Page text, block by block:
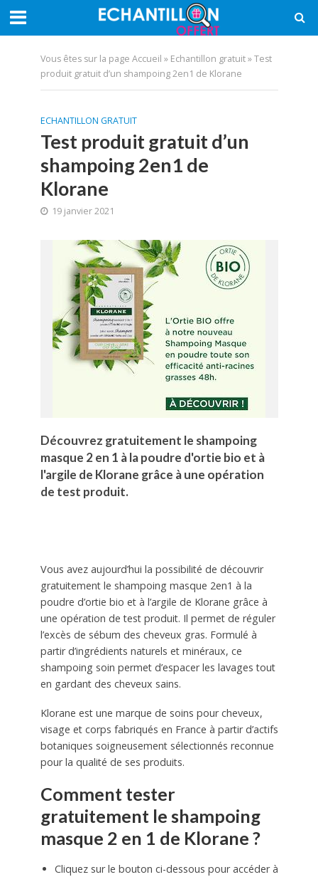
Vous êtes sur la page Accueil » Echantillon gratuit»Test
produit gratuit d’un shampoing 2en1 de Klorane
ECHANTILLON GRATUIT
Test produit gratuit d’un
shampoing 2en1 de
Klorane
19 janvier 2021
Découvrez gratuitement le shampoing
masque 2 en 1 à la poudre d'ortie bio et à
l'argile de Klorane grâce à une opération
de test produit.
Vous avez aujourd’hui la possibilité de découvrir
gratuitement le shampoing masque 2en1 à la
poudre d’ortie bio et à l’argile de Klorane grâce à
une opération de test produit. Il permet de réguler
l’excès de sébum des cheveux gras. Formulé à
partir d’ingrédients naturels et minéraux, ce
shampoing soin permet d’espacer les lavages tout
en gardant des cheveux sains.
Klorane est une marque de soins pour cheveux,
visage et corps fabriqués en France à partir d’actifs
botaniques soigneusement sélectionnés reconnue
pour la qualité de ses produits.
Comment tester
gratuitement le shampoing
masque 2 en 1 de Klorane ?
Cliquez sur le bouton ci-dessous pour accéder à